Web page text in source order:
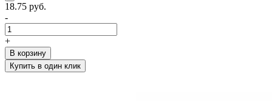
18.75 руб.
-
+
В корзину
Купить в один клик